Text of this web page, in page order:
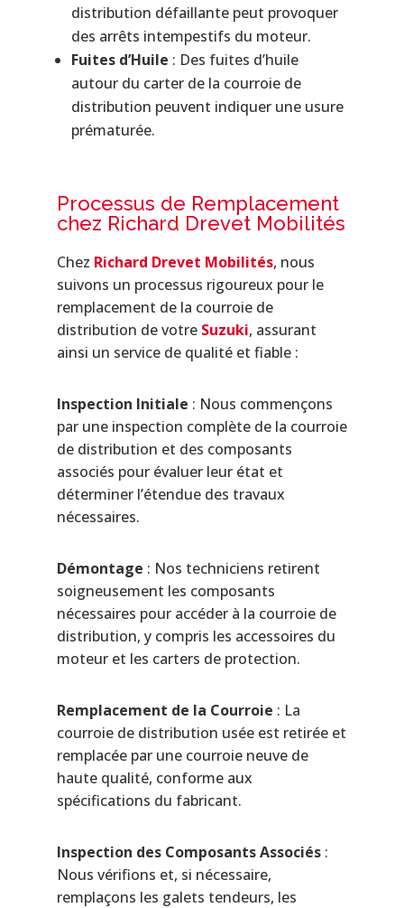
distribution défaillante peut provoquer
des arrêts intempestifs du moteur.
Fuites d’Huile : Des fuites d’huile
autour du carter de la courroie de
distribution peuvent indiquer une usure
prématurée.
Processus de Remplacement
chez Richard Drevet Mobilités
Chez Richard Drevet Mobilités, nous
suivons un processus rigoureux pour le
remplacement de la courroie de
distribution de votre Suzuki, assurant
ainsi un service de qualité et fiable :
Inspection Initiale : Nous commençons
par une inspection complète de la courroie
de distribution et des composants
associés pour évaluer leur état et
déterminer l’étendue des travaux
nécessaires.
Démontage : Nos techniciens retirent
soigneusement les composants
nécessaires pour accéder à la courroie de
distribution, y compris les accessoires du
moteur et les carters de protection.
Remplacement de la Courroie : La
courroie de distribution usée est retirée et
remplacée par une courroie neuve de
haute qualité, conforme aux
spécifications du fabricant.
Inspection des Composants Associés:
Nous vérifions et, si nécessaire,
remplaçons les galets tendeurs, les